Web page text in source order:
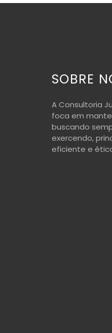
SOBRE
A Consultoria
foca em
buscando
exercendo,
eficiente e